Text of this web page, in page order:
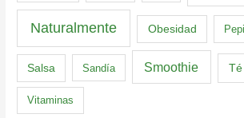
Naturalmente Obesidad
Salsa Sandía Smoothie Té
Vitaminas